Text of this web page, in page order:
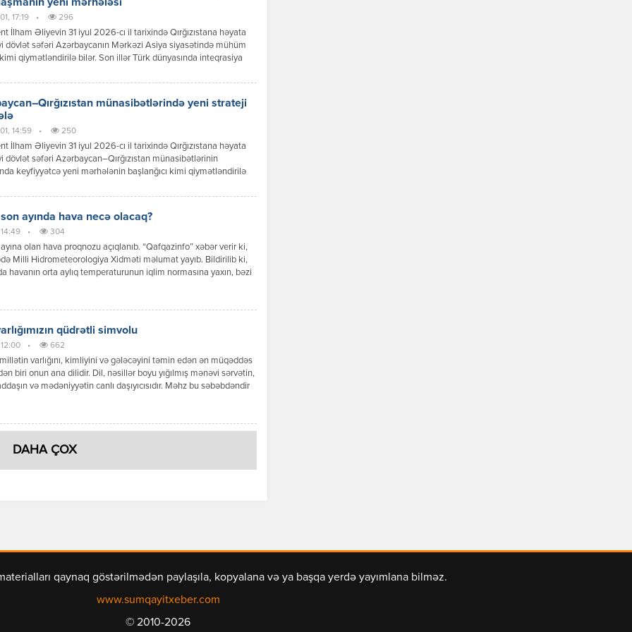
yeni mərhələsi
17:19 • 296
İlham Əliyevin 31 iyul 2026-cı il tarixində Qırğızıstana həyata
dövlət səfəri Azərbaycanın Mərkəzi Asiya siyasətində mühüm
qiymətləndirilə bilər. Son illər Türk dünyasında inteqrasiya
də yeni məzmun qazanır. Dövlət başçılarının görüşü zamanı
[…]
münasibətlərində yeni strateji
14:59 • 250
İlham Əliyevin 31 iyul 2026-cı il tarixində Qırğızıstana həyata
dövlət səfəri Azərbaycan–Qırğızıstan münasibətlərinin
keyfiyyətcə yeni mərhələnin başlanğıcı kimi qiymətləndirilə
qəbul edilən qərarlar və verilən siyasi mesajlar göstərir ki,
səviyyəsinə yüksəltmək əzmindədir. Prezident İlham Əliyevin
münasibətləri […]
son ayında hava necə olacaq?
• 304
olan hava proqnozu açıqlanıb. “Qafqazinfo” xəbər verir ki,
Milli Hidrometeorologiya Xidməti məlumat yayıb. Bildirilib ki,
havanın orta aylıq temperaturunun iqlim normasına yaxın, bəzi
ölkə ərazisində əksər rayonlarda əsasən yağmursuz hava […]
qüdrətli simvolu
• 662
varlığını, kimliyini və gələcəyini təmin edən ən müqəddəs
biri onun ana dilidir. Dil, nəsillər boyu yığılmış mənəvi sərvətin,
və mədəniyyətin canlı daşıyıcısıdır. Məhz bu səbəbdəndir
əsas cəbhələrindən birinə […]
DAHA ÇOX
qaynaq göstərilmədən paylaşıla, kopyalana və ya başqa yerdə yayımlana bilməz.
www.sumqayitxeber.com
© 2010-2026